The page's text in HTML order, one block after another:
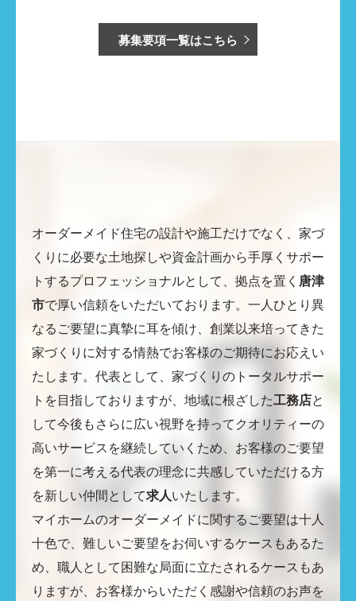
募集要項一覧はこちら
オーダーメイド住宅の設計や施工だけでなく、家づ
くりに必要な土地探しや資金計画から手厚くサポー
トするプロフェッショナルとして、拠点を置く 唐津
市で厚い信頼をいただいております。一人ひとり異
なるご要望に真摯に耳を傾け、創業以来培ってきた
家づくりに対する情熱でお客様のご期待にお応えい
たします。代表として、家づくりのトータルサポー
トを目指しておりますが、地域に根ざした工務店と
して今後もさらに広い視野を持ってクオリティーの
高いサービスを継続していくため、お客様のご要望
を第一に考える代表の理念に共感していただける方
を新しい仲間として求人いたします。
マイホームのオーダーメイドに関するご要望は十人
十色で、難しいご要望をお伺いするケースもあるた
め、職人として困難な局面に立たされるケースもあ
りますが、お客様からいただく感謝や信頼のお声を